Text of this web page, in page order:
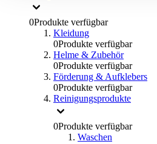
0Produkte verfügbar
Kleidung
0Produkte verfügbar
Helme & Zubehör
0Produkte verfügbar
Förderung & Aufklebers
0Produkte verfügbar
Reinigungsprodukte
0Produkte verfügbar
Waschen